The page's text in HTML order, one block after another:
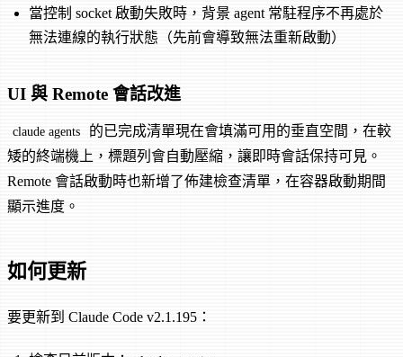
當控制 socket 啟動失敗時，背景 agent 常駐程序不再處於
無法連線的執行狀態（先前會導致無法重新啟動）
UI 與 Remote 會話改進
claude agents
的已完成清單現在會填滿可用的垂直空間，在較
矮的終端機上，標題列會自動壓縮，讓即時會話保持可見。
Remote 會話啟動時也新增了佈建檢查清單，在容器啟動期間
顯示進度。
如何更新
要更新到 Claude Code v2.1.195：